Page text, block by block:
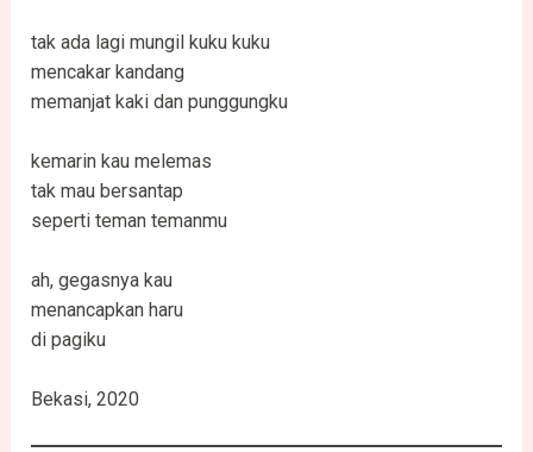
tak ada lagi mungil kuku kuku
mencakar kandang
memanjat kaki dan punggungku
kemarin kau melemas
tak mau bersantap
seperti teman temanmu
ah, gegasnya kau
menancapkan haru
di pagiku
Bekasi, 2020